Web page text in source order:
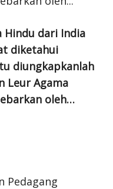
Hindu dari India
diketahui
diungkapkanlah
Leur Agama
oleh…
Pedagang